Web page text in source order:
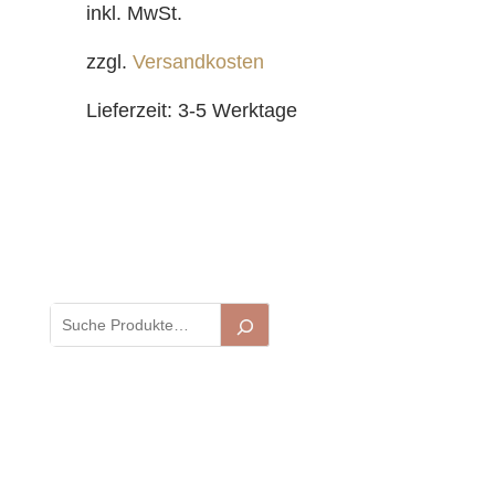
inkl. MwSt.
zzgl. Versandkosten
Lieferzeit: 3-5 Werktage